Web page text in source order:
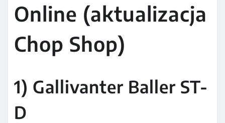
Online (aktualizacja
Chop Shop)
1) Gallivanter Baller ST-
D